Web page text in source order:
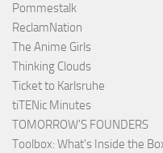
Pommestalk
ReclamNation
The Anime Girls
Thinking Clouds
Ticket to Karlsruhe
tiTENic Minutes
TOMORROW'S FOUNDERS
Toolbox: What's Inside the